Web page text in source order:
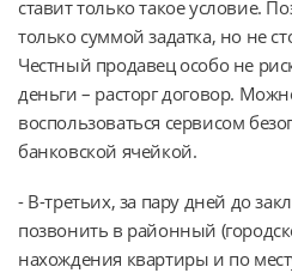
ставит только такое условие.
только суммой задатка, но не
Честный продавец особо не
деньги – расторг договор.
воспользоваться сервисом
банковской ячейкой.
- В-третьих, за пару дней до
позвонить в районный
нахождения квартиры и по